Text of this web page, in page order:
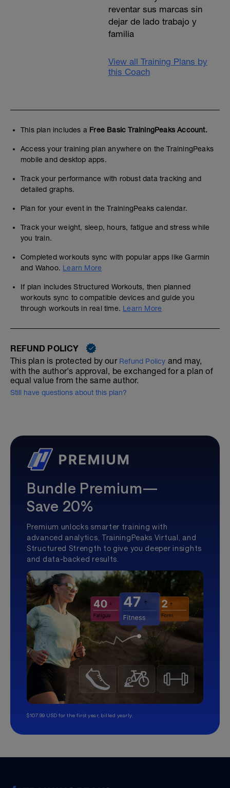
reventar sus marcas sin
dejar de lado trabajo y
familia
View all Training Plans by
this Coach
This plan includes a Free Basic TrainingPeaks Account.
Access your training plan anywhere on the TrainingPeaks
mobile and desktop apps.
Track your performance with robust data tracking and
detailed graphs.
Plan for your event in the TrainingPeaks calendar.
Track your weight, sleep, hours, fatigue and stress while
you train.
Completed workouts sync with popular apps like Garmin
and Wahoo. Learn More
If plan includes Structured Workouts, then planned
workouts sync to compatible devices and guide you
through workouts in real time. Learn More
REFUND POLICY
This plan is protected by our Refund Policy and may,
with the author's approval, be exchanged for a plan of
equal value from the same author.
Still have questions about this plan?
Bundle Premium—
Save 20%
Premium unlocks smarter training with
advanced analytics, TrainingPeaks Virtual, and
Structured Strength to give you deeper insights
and data-backed results.
$107.99 USD for the first year, billed yearly.